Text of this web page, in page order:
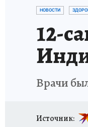
НОВОСТИ
12-
Врачи
Источник: